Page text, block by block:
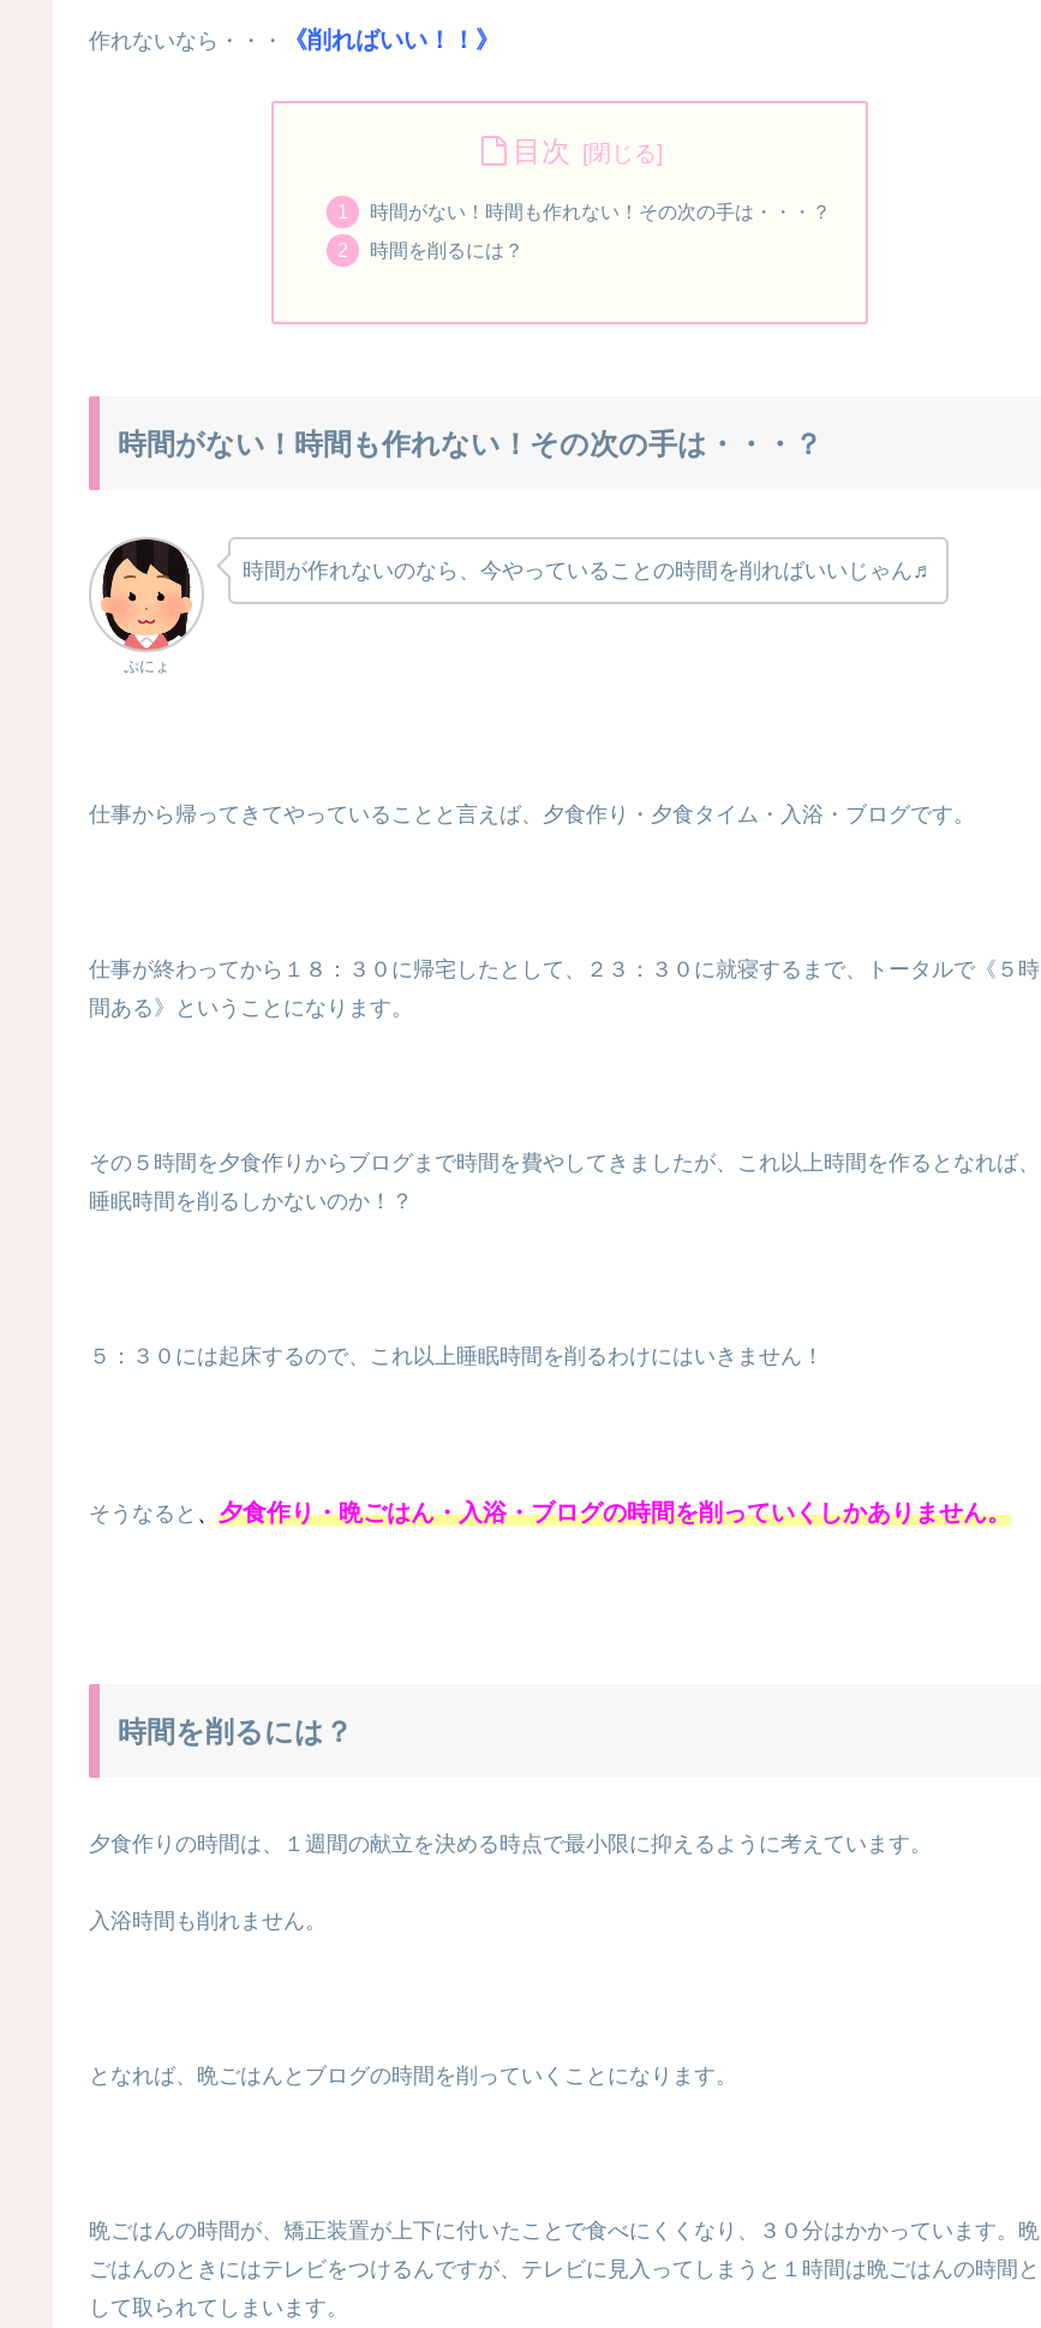
作れないなら・・・ 《削ればいい！！》
目次
時間がない！時間も作れない！その次の手は・・・？
時間を削るには？
時間がない！時間も作れない！その次の手は・・・？
ぷにょ
時間が作れないのなら、今やっていることの時間を削ればいいじゃん♬
仕事から帰ってきてやっていることと言えば、夕食作り・夕食タイム・入浴・ブログです。
仕事が終わってから１８：３０に帰宅したとして、２３：３０に就寝するまで、トータルで《５時
間ある》ということになります。
その５時間を夕食作りからブログまで時間を費やしてきましたが、これ以上時間を作るとなれば、
睡眠時間を削るしかないのか！？
５：３０には起床するので、これ以上睡眠時間を削るわけにはいきません！
そうなると 、 夕食作り・晩ごはん・入浴・ブログの時間を削っていくしかありません。
時間を削るには？
夕食作りの時間は、１週間の献立を決める時点で最小限に抑えるように考えています。
入浴時間も削れません。
となれば、晩ごはんとブログの時間を削っていくことになります。
晩ごはんの時間が、矯正装置が上下に付いたことで食べにくくなり、３０分はかかっています。晩
ごはんのときにはテレビをつけるんですが、テレビに見入ってしまうと１時間は晩ごはんの時間と
して取られてしまいます。